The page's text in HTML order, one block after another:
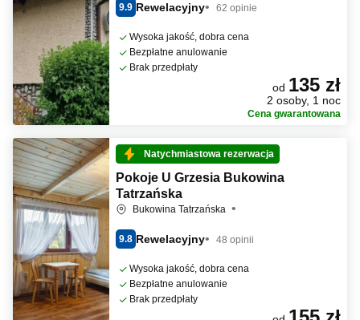
9.9 Rewelacyjny 62 opinie
Wysoka jakość, dobra cena
Bezpłatne anulowanie
Brak przedpłaty
od 135 zł
2 osoby, 1 noc
Cena gwarantowana
Natychmiastowa rezerwacja
Pokoje U Grzesia Bukowina
Tatrzańska
Bukowina Tatrzańska
9.8 Rewelacyjny 48 opinii
Wysoka jakość, dobra cena
Bezpłatne anulowanie
Brak przedpłaty